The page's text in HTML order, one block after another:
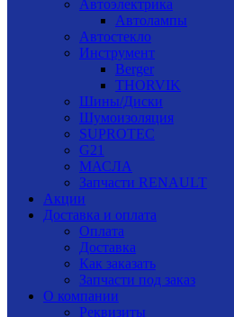
Автоэлектрика
Автолампы
Автостекло
Инструмент
Berger
THORVIK
Шины/Диски
Шумоизоляция
SUPROTEC
G21
МАСЛА
Запчасти RENAULT
Акции
Доставка и оплата
Оплата
Доставка
Как заказать
Запчасти под заказ
О компании
Реквизиты